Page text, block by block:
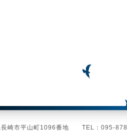
長崎市平山町1096番地 TEL：